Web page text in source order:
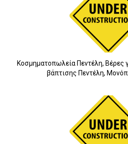
Κοσμηματοπωλεία Πεντέλη, Βέρες
βάπτισης Πεντέλη,